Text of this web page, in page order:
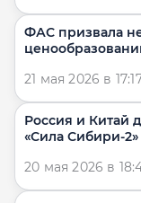
ФАС призвала
21 мая 2026 в
Россия и Китай
20 мая 2026 в